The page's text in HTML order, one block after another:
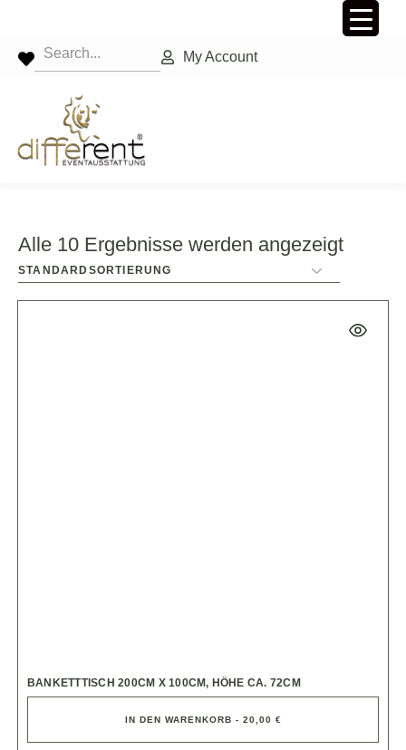
My Account
Alle 10 Ergebnisse werden angezeigt
BANKETTTISCH 200CM X 100CM, HÖHE CA. 72CM
IN DEN WARENKORB - 20,00 €